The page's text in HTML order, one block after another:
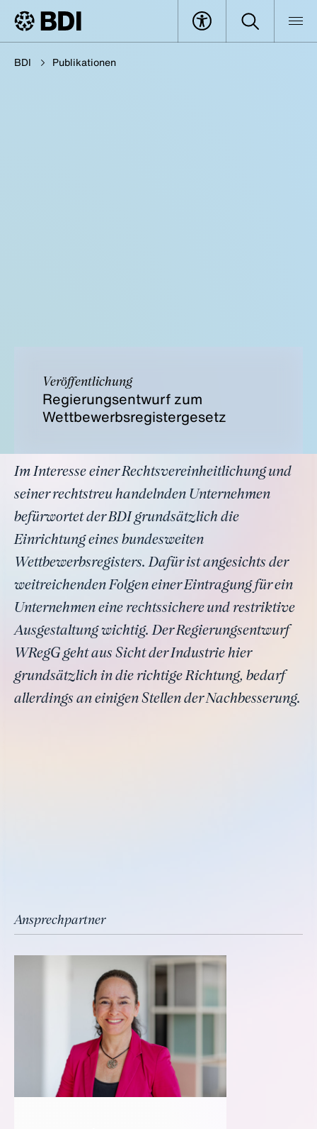
BDI Publikationen
Veröffentlichung
Regierungsentwurf zum
Wettbewerbsregistergesetz
Im Interesse einer Rechtsvereinheitlichung und
seiner rechtstreu handelnden Unternehmen
befürwortet der BDI grundsätzlich die
Einrichtung eines bundesweiten
Wettbewerbsregisters. Dafür ist angesichts der
weitreichenden Folgen einer Eintragung für ein
Unternehmen eine rechtssichere und restriktive
Ausgestaltung wichtig. Der Regierungsentwurf
WRegG geht aus Sicht der Industrie hier
grundsätzlich in die richtige Richtung, bedarf
allerdings an einigen Stellen der Nachbesserung.
Ansprechpartner